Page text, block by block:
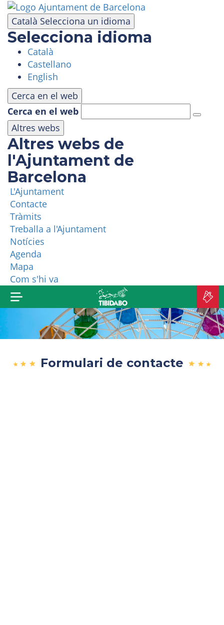
Català Selecciona un idioma
Selecciona idioma
Català
Castellano
English
Cerca en el web
Cerca en el web
Altres webs
Altres webs de
l'Ajuntament de
Barcelona
L'Ajuntament
Contacte
Tràmits
Treballa a l'Ajuntament
Notícies
Agenda
Mapa
Com s'hi va
Vés
contingut
VISITA
PARC D'ATRACCIONS
ÀREA PANORÀMICA
MASIA TIBIDABO
FUNICULAR
TIBICLUB
QUI SOM?
MÉS PRODUCTES
Formulari de contacte